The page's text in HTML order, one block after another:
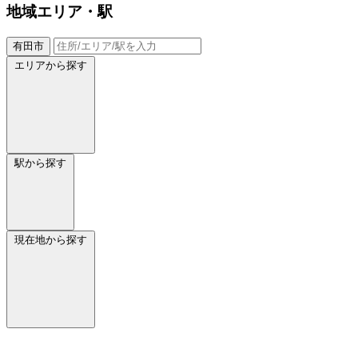
地域エリア・駅
有田市
エリアから探す
駅から探す
現在地から探す